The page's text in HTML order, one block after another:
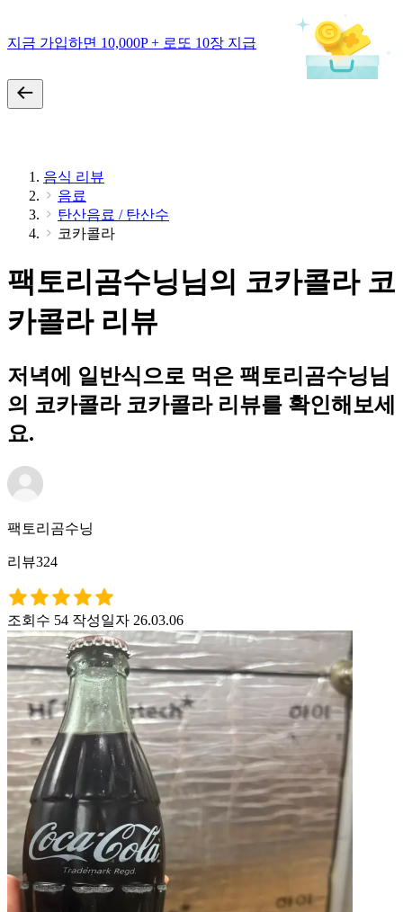
지금 가입하면 10,000P + 로또 10장 지급
음식 리뷰
음료
탄산음료 / 탄산수
코카콜라
팩토리곰수닝님의 코카콜라 코
카콜라 리뷰
저녁에 일반식으로 먹은 팩토리곰수닝님
의 코카콜라 코카콜라 리뷰를 확인해보세
요.
팩토리곰수닝
리뷰324
조회수 54 작성일자 26.03.06